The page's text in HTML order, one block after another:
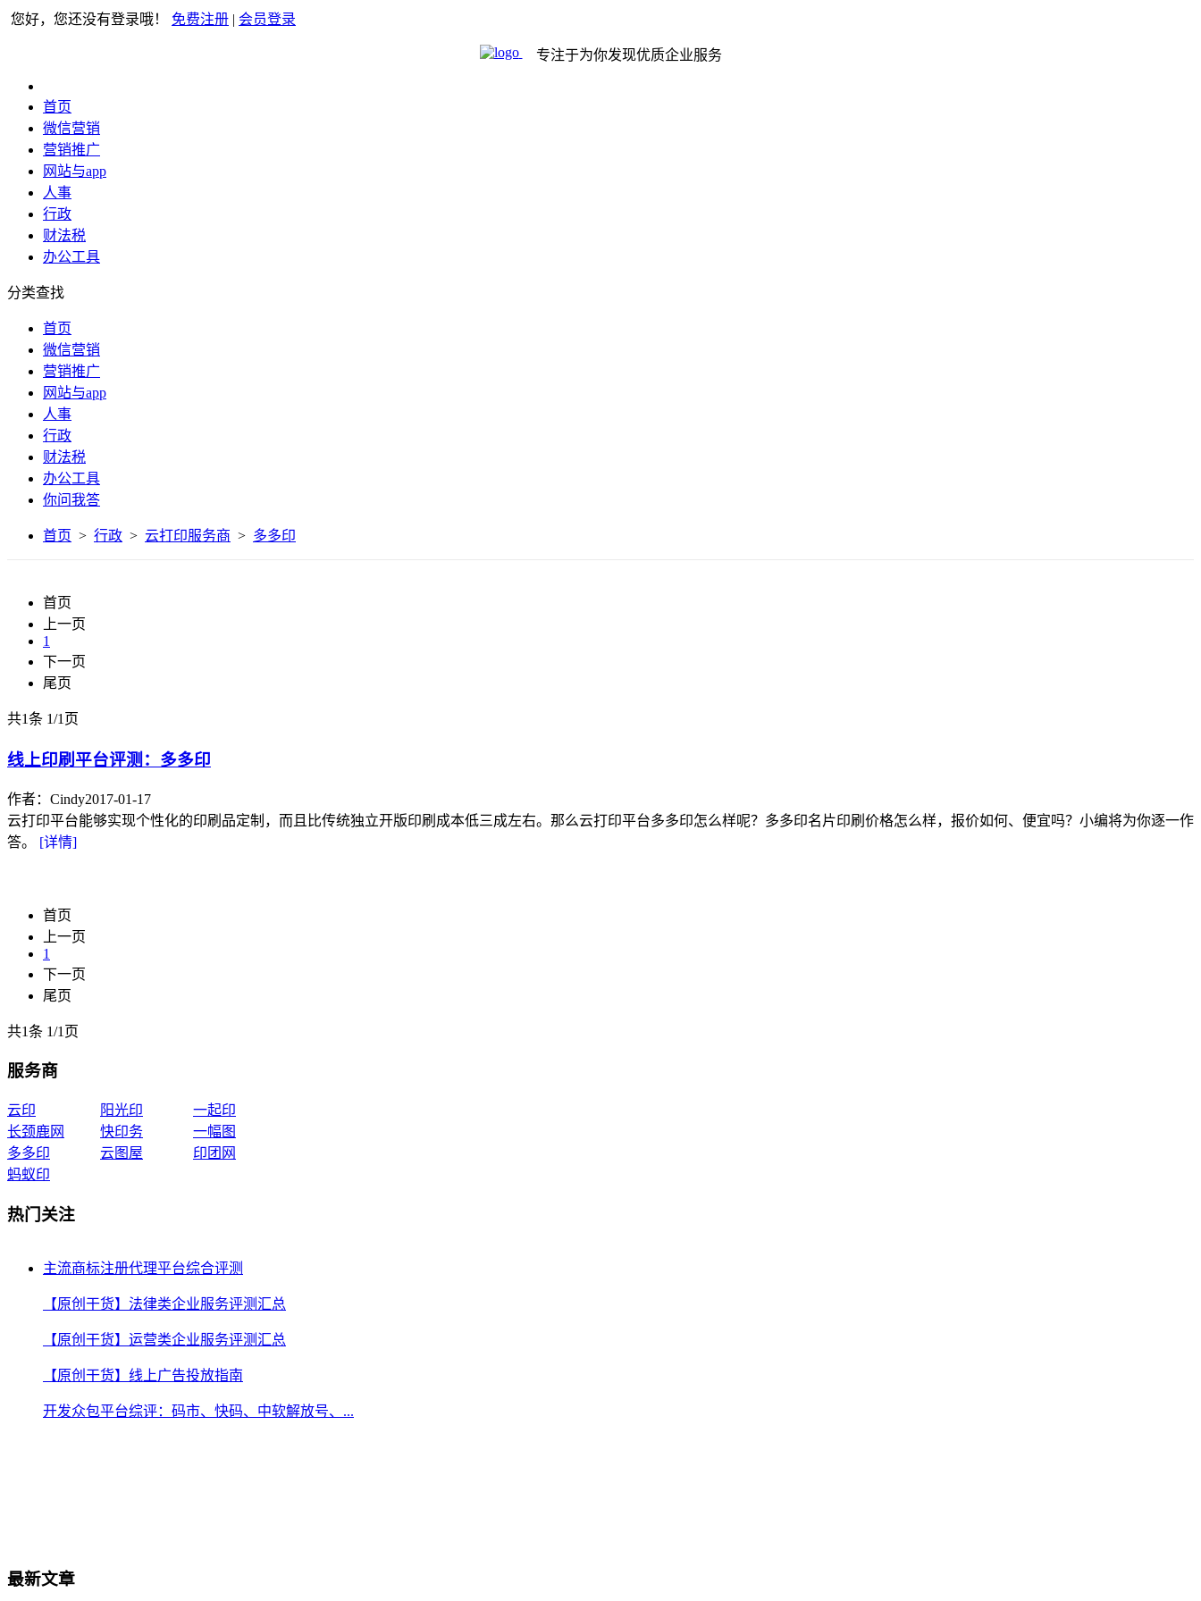
您好，您还没有登录哦！ 免费注册 | 会员登录
专注于为你发现优质企业服务
首页
微信营销
营销推广
网站与app
人事
行政
财法税
办公工具
分类查找
首页
微信营销
营销推广
网站与app
人事
行政
财法税
办公工具
你问我答
首页 > 行政 > 云打印服务商 > 多多印
首页
上一页
1
下一页
尾页
共1条 1/1页
线上印刷平台评测：多多印
作者：Cindy2017-01-17
云打印平台能够实现个性化的印刷品定制，而且比传统独立开版印刷成本低三成左右。那么云打印平台多多印怎么样呢？多多印名片印刷价格怎么样，报价如何、便宜吗？小编将为你逐一作
答。 [详情]
首页
上一页
1
下一页
尾页
共1条 1/1页
服务商
云印 阳光印
一起印
长颈鹿网
快印务
一幅图
多多印
云图屋
印团网
蚂蚁印
热门关注
主流商标注册代理平台综合评测
【原创干货】法律类企业服务评测汇总
【原创干货】运营类企业服务评测汇总
【原创干货】线上广告投放指南
开发众包平台综评：码市、快码、中软解放号、...
最新文章